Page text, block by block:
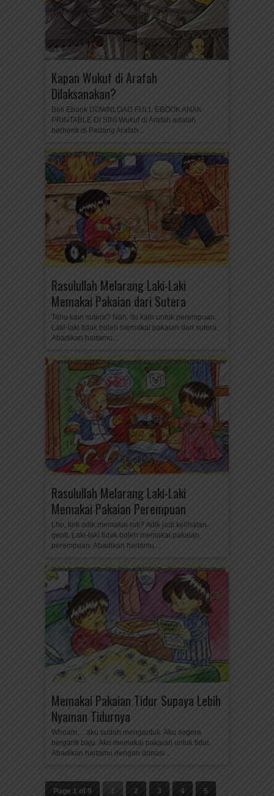
Kapan Wukuf di Arafah
Dilaksanakan?
Beli Ebook DOWNLOAD FULL EBOOK ANAK
PRINTABLE DI SINI Wukuf di Arafah adalah
berhenti di Padang Arafah...
Rasulullah Melarang Laki-Laki
Memakai Pakaian dari Sutera
Tahu kain sutera? Nah, itu kain untuk perempuan.
Laki-laki tidak boleh memakai pakaian dari sutera.
Abadikan hartamu...
Rasulullah Melarang Laki-Laki
Memakai Pakaian Perempuan
Lho, kok adik memakai rok? Adik jadi kelihatan
genit. Laki-laki tidak boleh memakai pakaian
perempuan. Abadikan hartamu...
Memakai Pakaian Tidur Supaya Lebih
Nyaman Tidurnya
Whoam… aku sudah mengantuk. Aku segera
berganti baju. Aku memakai pakaian untuk tidur.
Abadikan hartamu dengan donasi...
Page 1 of 9 1 2 3 4 5